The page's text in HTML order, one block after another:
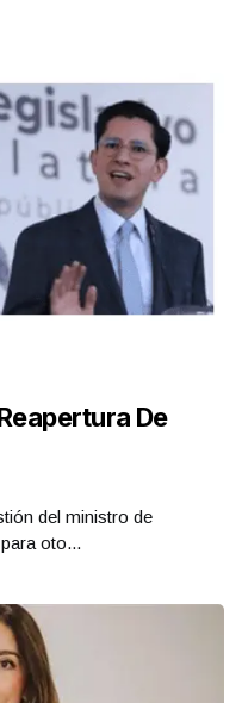
De
del ministro de
oto...